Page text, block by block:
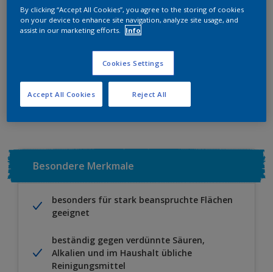
Zu Projekt hinzufügen EINEN HÄNDLER FINDEN
Besondere Merkmale
besonders für stark beanspruchte Flächen
geeignet
beständig gegen verdünnte Säuren,
Alkalien und im Haushalt übliche
Reinigungsmittel
By clicking “Accept All Cookies”, you agree to the storing of cookies
on your device to enhance site navigation, analyze site usage, and
assist in our marketing efforts.
Info
Cookies Settings
Reject All
Accept All Cookies